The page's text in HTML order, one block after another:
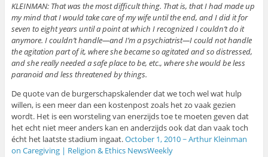
KLEINMAN: That was the most difficult thing. That is, that I had made up
my mind that I would take care of my wife until the end, and I did it for
seven to eight years until a point at which I recognized I couldn’t do it
anymore. I couldn’t handle—and I’m a psychiatrist—I could not handle
the agitation part of it, where she became so agitated and so distressed,
and she really needed a safe place to be, etc., where she would be less
paranoid and less threatened by things.
De quote van de burgerschapskalender dat we toch wel wat hulp
willen, is een meer dan een kostenpost zoals het zo vaak gezien
wordt. Het is een worsteling van enerzijds toe te moeten geven dat
het echt niet meer anders kan en anderzijds ook dat dan vaak toch
écht het laatste stadium ingaat.October 1, 2010 ~ Arthur Kleinman
on Caregiving | Religion & Ethics NewsWeekly